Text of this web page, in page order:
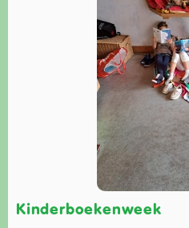
Kinderboekenweek